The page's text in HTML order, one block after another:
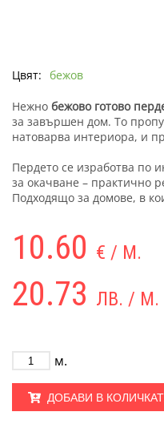
Цвят: бежов
Нежно бежово готово
за завършен дом. То
натоварва интериора, и
Пердето се изработва по
за окачване – практично
Подходящо за домове, в
10.60 € / М.
20.73 ЛВ. / М.
м.
ДОБАВИ В